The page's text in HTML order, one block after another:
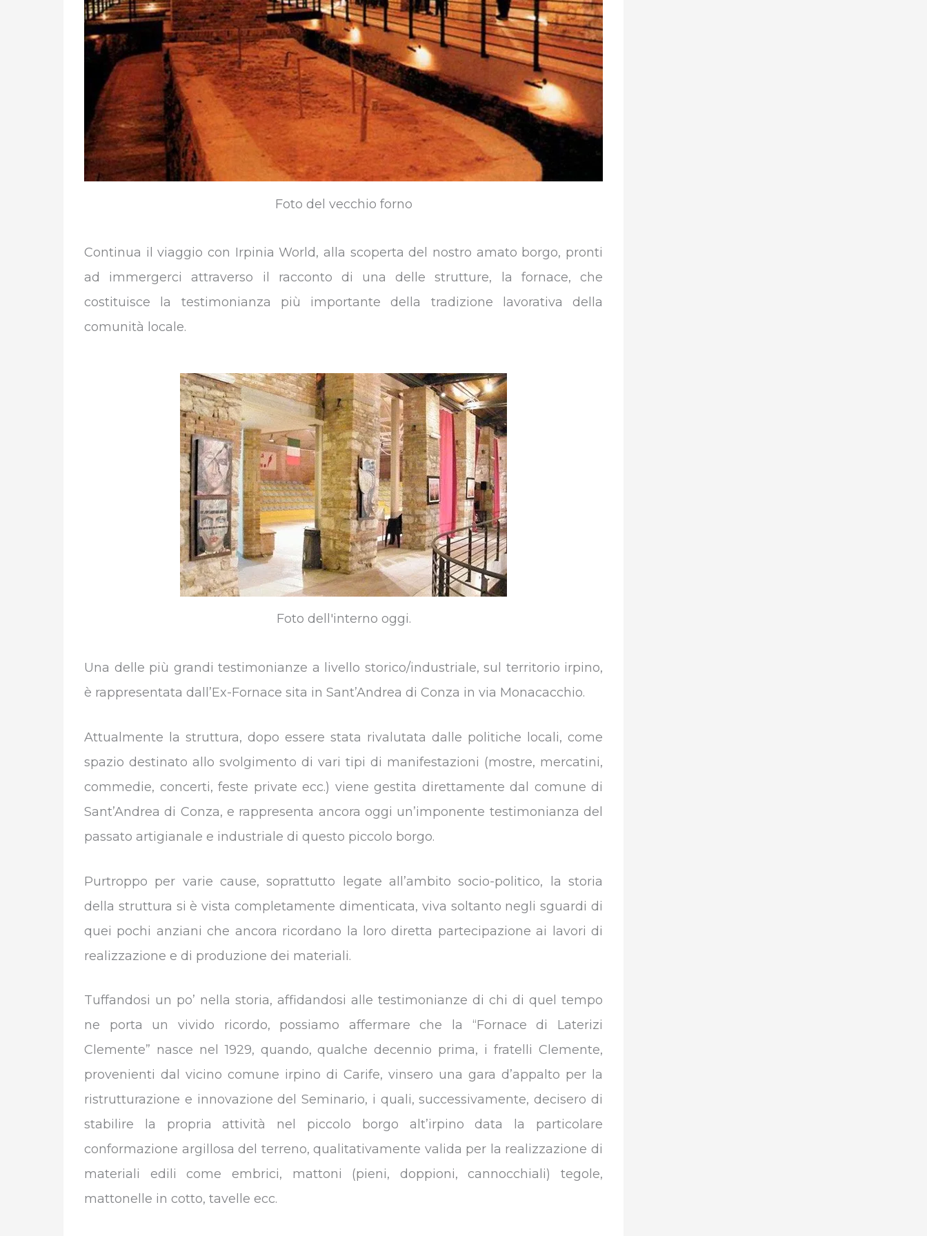
Foto del vecchio forno
Continua il viaggio con Irpinia World, alla scoperta del nostro amato borgo, pronti
ad immergerci attraverso il racconto di una delle strutture, la fornace, che
costituisce la testimonianza più importante della tradizione lavorativa della
comunità locale.
Foto dell'interno oggi.
Una delle più grandi testimonianze a livello storico/industriale, sul territorio irpino,
è rappresentata dall’Ex-Fornace sita in Sant’Andrea di Conza in via Monacacchio.
Attualmente la struttura, dopo essere stata rivalutata dalle politiche locali, come
spazio destinato allo svolgimento di vari tipi di manifestazioni (mostre, mercatini,
commedie, concerti, feste private ecc.) viene gestita direttamente dal comune di
Sant’Andrea di Conza, e rappresenta ancora oggi un’imponente testimonianza del
passato artigianale e industriale di questo piccolo borgo.
Purtroppo per varie cause, soprattutto legate all’ambito socio-politico, la storia
della struttura si è vista completamente dimenticata, viva soltanto negli sguardi di
quei pochi anziani che ancora ricordano la loro diretta partecipazione ai lavori di
realizzazione e di produzione dei materiali.
Tuffandosi un po’ nella storia, affidandosi alle testimonianze di chi di quel tempo
ne porta un vivido ricordo, possiamo affermare che la “Fornace di Laterizi
Clemente” nasce nel 1929, quando, qualche decennio prima, i fratelli Clemente,
provenienti dal vicino comune irpino di Carife, vinsero una gara d’appalto per la
ristrutturazione e innovazione del Seminario, i quali, successivamente, decisero di
stabilire la propria attività nel piccolo borgo alt’irpino data la particolare
conformazione argillosa del terreno, qualitativamente valida per la realizzazione di
materiali edili come embrici, mattoni (pieni, doppioni, cannocchiali) tegole,
mattonelle in cotto, tavelle ecc.